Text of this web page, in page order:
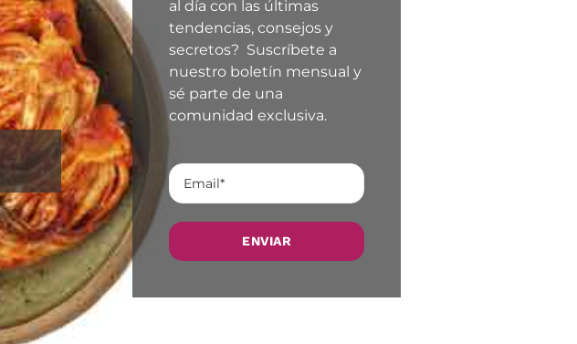
al día con las últimas
tendencias, consejos y
secretos? Suscríbete a
nuestro boletín mensual y
sé parte de una
comunidad exclusiva.